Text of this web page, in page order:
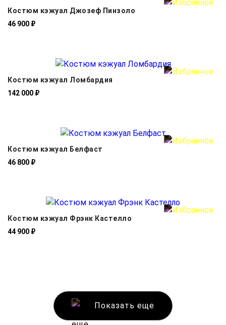
Костюм кэжуал Джозеф Пинзоло
46 900 ₽
Костюм кэжуал Ломбардия
142 000 ₽
Костюм кэжуал Белфаст
46 800 ₽
Костюм кэжуал Фрэнк Кастелло
44 900 ₽
Показать еще